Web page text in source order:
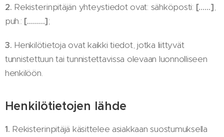
2. Rekisterinpitäjän yhteystiedot ovat: sähköposti: [……],
puh.: [………];
3. Henkilötietoja ovat kaikki tiedot, jotka liittyvät
tunnistettuun tai tunnistettavissa olevaan luonnolliseen
henkilöön.
Henkilötietojen lähde
1. Rekisterinpitäjä käsittelee asiakkaan suostumuksella